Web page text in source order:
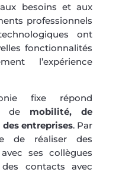
besoins et aux
professionnels
ont
fonctionnalités
l’expérience
fixe répond
de mobilité, de
entreprises. Par
de réaliser des
ses collègues
contacts avec